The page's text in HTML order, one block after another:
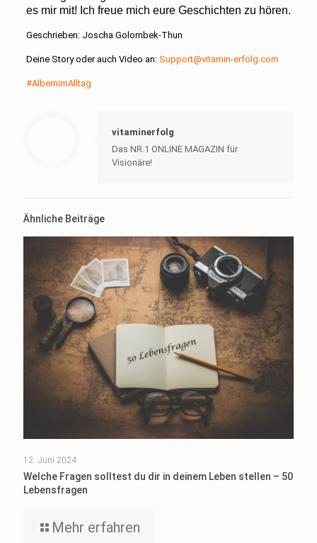
es mir mit! Ich freue mich eure Geschichten zu hören.
Geschrieben: Joscha Golombek-Thun
Deine Story oder auch Video an: Support@vitamin-erfolg.com
#AlbernimAlltag
vitaminerfolg
Das NR.1 ONLINE MAGAZIN für
Visionäre!
Ähnliche Beiträge
12. Juni 2024
Welche Fragen solltest du dir in deinem Leben stellen – 50
Lebensfragen
Mehr erfahren